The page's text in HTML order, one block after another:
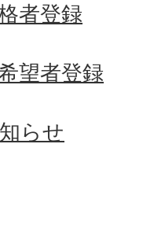
者登録
望者登録
らせ